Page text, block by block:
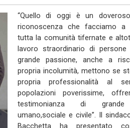
“Quello di oggi è un doveroso atto di riconoscenza che facciamo a nome di tutta la comunità tifernate e altotiberina al lavoro straordinario di persone che con grande passione, anche a rischio della propria incolumità, mettono se stesse e la propria professionalità al servizio di popolazioni poverissime, offrendo una testimonianza di grande valore umano,sociale e civile”. Il sindaco Luciano Bacchetta ha presentato così, nella conferenza stampa di stamattina, i rappresentanti dell’equipe protagonista della missione umanitaria promossa dall’8 al 29 gennaio a Nanoro, in Burkina Faso, dall’Associazione “L’Impegno onlus”, della quale hanno fatto parte 14 volontari che vivono e lavorano tra Città di Castello, Sansepolcro e Gubbio. Una spedizione che è balzata agli onori delle cronache per essersi trovata vicino alla capitale Ouagadougou, colpita il 16 gennaio scorso da un attacco terroristico di Al Qaeda, ma della quale, attraverso l’incontro in Comune, è stato sottolineato l’importante contributo umanitario, realizzato in particolare con le quasi 800 visite oculistiche, le 130 operazioni chirurgiche e quasi 900 occhiali messi a disposizione della popolazione, oltre alla realizzazione di un blocco operatorio presso il locale ospedale, alla escavazione di un pozzo di acqua potabile e alla donazione di beni di prima necessità. “Dobbiamo essere grati all’associazione ‘L’Impegno’ e all’Ausl Umbria 1 che da quattro anni rendono possibile una simile esperienza, ma ancor più dobbiamo essere orgogliosi di accogliere nella nostra comunità persone di così grande valore, che sono un esempio di vita e di una passione per il proprio lavoro che si fa vera e propria missione”, ha sottolineato Bacchetta, che ha voluto incontrare personalmente il presidente dell’Associazione “L’Impegno onlus” Luigi Panata, il direttore della Struttura Complessa Aziendale di Oculistica Usl Umbria1, Giovan Battista Sbordone, gli infermieri tifernati Roberta Roselli e Angelo Cesari e l’infermiera biturgense Maura Piomboni, presenti alla conferenza stampa con il dirigente del Servizio Infermieristico Area Nord dell’Usl Umbria 1, Roberto Bacchetta. Il primo cittadino ha fatto dono a Panata e Sbordone di due pictografie della Bottega Artigiana Tifernate di Stefano Lazzari, raffiguranti la Madonna delle Grazie e la Città di Castello dell’800, e agli infermieri di una pubblicazione sulla Pinacoteca Comunale. “Quando vedi l’Africa ti innamori”, ha spiegato Panata, dando con una frase il senso dell’impegno umanitario in Burkina Faso, dove nel prossimo viaggio porterà la pictografia ricevuta dal sindaco, che verrà affissa nella sala operatoria utilizzata per la missione. “La nostra presenza in questo Paese solo negli ultimi quattro anni si è concentrata sulle prestazioni di natura oculistica – ha evidenziato – in un quadro di aiuti che vanno dalla garanzia del diritto allo studio dei bambini, alla donazione di materiali e alimenti, fino alla realizzazione di pozzi per l’acqua potabile, attraverso cui cerchiamo di sostenere una popolazione alla quale manca davvero tutto”. Attraverso la sua illustrazione, il presidente dell’Associazione “L’impegno onlus” ha fatto comprendere che il lavoro non si esaurisce con la presenza in terra africana, ma prosegue nel tentativo di aiutare le persone alle prese con le patologie più gravi, come un ragazzo che necessita di un trapianto di cornea e una donna malata di tumore che si cercherà di far assistere in Umbria. “C’è tanto da fare – ha lanciato un appello Panata - ma dobbiamo capire che per dare un grande aiuto a queste popolazioni bastano gesti semplicissimi delle nostre istituzioni, ma anche delle nostre comunità, attraverso la donazione, ad esempio, di strumenti che l’ingegneria sanitaria qui ha dichiarato obsoleti”. Il dottor Sbordone ha stilato un quadro dell’attività condotta, “che – ha detto - quest’anno ha raggiunto un risultato record dal punto di vista del numero di interventi chirurgici, i quali per la popolazione residente sono vitali, viste le enormi difficoltà di accesso alle cure e le implicazioni di questa situazione”. “Si pensi che ridare capacità visiva a un anziano significa liberare un bambino e permettergli di crescere e studiare, visto che proprio ai bambini viene affidato il compito di accompagnare e aiutare le persone non vedenti”, ha spiegato Sbordone che ha raccontato i difficili giorni vissuti dopo l’attentato terroristico. “Abbiamo avuto notizia dell’accaduto e ci siamo resi conto delle conseguenze, perché immediatamente siamo stati messi sotto stretta sorveglianza militare, anche se non abbiamo corso alcun rischio”, ha detto. Della testimonianza umana e professionale data dalla missione ha parlato Roberto Bacchetta, che ha sottolineato come l’azienda sanitaria abbia garantito al personale la fruizione di tutti gli istituti contrattuali utili alla partecipazione alla spedizione, rimarcando “lo spirito di solidarietà straordinario che ha animato i professionisti protagonisti di questa esperienza”. “Tutti quanti hanno riferito di aver ricevuto più di quanto hanno dato dai pazienti che hanno assistito – ha puntualizzato Bacchetta - ed è questa la vera essenza della professione medica e infermieristica che attraverso la missione è stato possibile esprimere con gesti concreti”. “E’ commovente la riconoscenza che il nostro lavoro riceve da queste persone, che ci hanno veramente aperto il cuore”, ha raccontato Roberta Roselli, che ha testimoniato “quale incredibile emozione sia ridare il dono della vista ai pazienti che abbiamo assistito”. La missione a Nanoro. La missione di oculisti e ottici promossa dall’Associazione “L’Impegno Onlus” di Gubbio opera dal 2012 a Nanoro, a 80 chilometri della capitale del Burkina Faso, presso l’ospedale San Camillo, fondato dai religiosi Camilliani dell’Ordine dei Ministri degli Infermi. Per iniziativa del presidente del sodalizio dottor Luigi Panata, medico di medicina generale eugubino, del dottor Giovan Battista Sbordone (primario del reparto di Oculistica dell’ospedale di Città di Castello) e della Visionottica Salciarini di Gubbio, ogni anno una equipe di specialisti raggiunge lo Stato dell’Africa occidentale, uno dei più poveri del pianeta, per effettuare visite e operazioni chirurgiche su bambini, adulti e anziani. Quest'anno la missione, quarta dall’inizio del progetto in Burkina Faso, si è svolta dall’8 al 29 gennaio e ha coinvolto quattro oculisti: oltre al dottor Giovan Battista Sbordone, il fratello Sandro Sbordone (medico della clinica oculistica dell'Università di Napoli), la dottoressa Paola Vastarella (medico dell'ospedale San Gennaro di Napoli), la dottoressa Erica Paolillo (specializzanda in oculistica dell'Università di Napoli). L’equipe è stata integrata dagli infermieri Roberta Roselli e Angelo Cesari di Città di Castello, Maura Piomboni di Sansepolcro, Mara Ricci e Federica Mancini di Gubbio e da due ottici eugubini, Gabriele Salciarini (vice presidente dell’Associazione "L'impegno”) e Simone Cecchini. A guidare la spedizione è stato il dottor Luigi Panata, che ha raggiunto Nanoro insieme alla moglie Patrizia Scavizzi, ex direttrice del laboratorio di analisi dell’ospedale di Branca, e Gianni Bettelli, ex dipendente della Colacem di Gubbio. I medici specialisti della missione hanno avuto l’opportunità di lavorare nel nuovo blocco per la chirurgia ambulatoriale composto da due sale operatorie, una sala di sterilizzazione, una sala di anestesia, un ambulatorio per le visite e un laboratorio per l’esecuzione degli occhiali, allestito nell’ottobre scorso dall’Associazione “L’Impegno”, grazie al lavoro in loco che Panata e Cecchini hanno eseguito insieme all’operaio specializzato Alessio Pascolini. La